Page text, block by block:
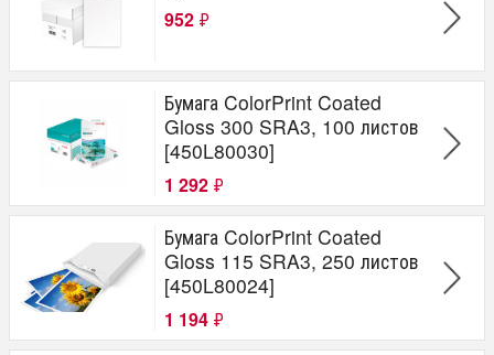
952 ₽
Бумага ColorPrint Coated
Gloss 300 SRA3, 100 листов
[450L80030]
1 292 ₽
Бумага ColorPrint Coated
Gloss 115 SRA3, 250 листов
[450L80024]
1 194 ₽